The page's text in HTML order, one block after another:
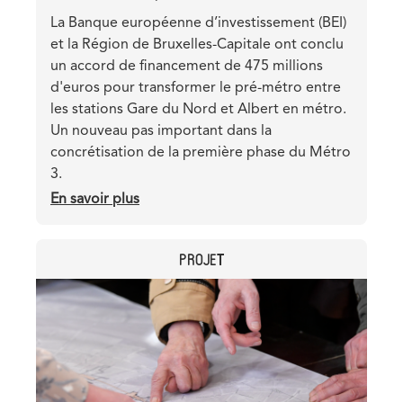
Teaser
La Banque européenne d’investissement (BEI)
et la Région de Bruxelles-Capitale ont conclu
un accord de financement de 475 millions
d'euros pour transformer le pré-métro entre
les stations Gare du Nord et Albert en métro.
Un nouveau pas important dans la
concrétisation de la première phase du Métro
3.
En savoir plus
475
millions
pour
la
conversion
du
PROJET
Header
Image